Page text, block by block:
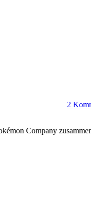
2
Company